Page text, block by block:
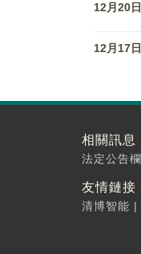
12月20日
12月17日
相關訊息
法定公告欄
友情鏈接
清博智能 |